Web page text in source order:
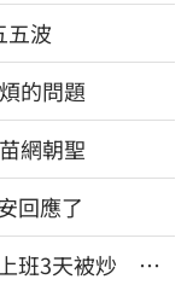
波
的問題
網朝聖
回應了
班3天被炒 找